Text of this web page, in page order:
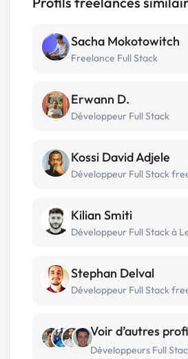
Sacha Mokotowitch
Freelance Full Stack
Erwann D.
Développeur Full Stack
Kossi David Adjele
Développeur Full Stack
Kilian Smiti
Développeur Full Stack à
Stephan Delval
Développeur Full Stack
Voir d’autres
Développeurs Full